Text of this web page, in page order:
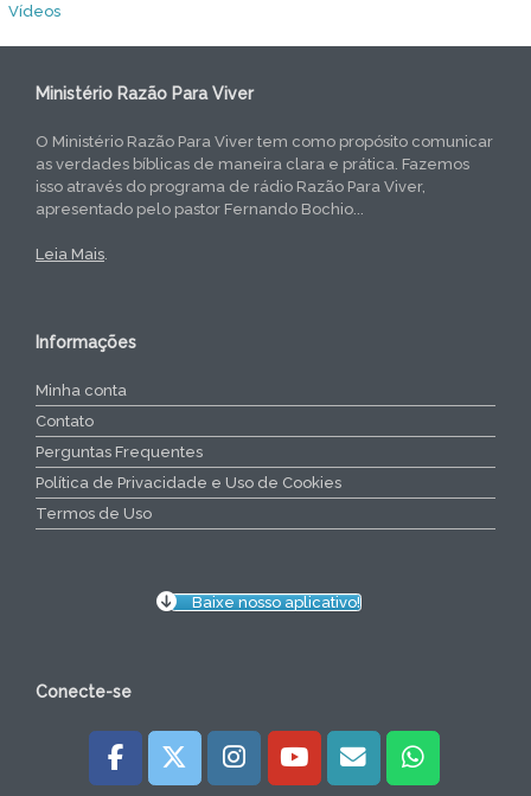
Vídeos
Ministério Razão Para Viver
O Ministério Razão Para Viver tem como propósito comunicar
as verdades bíblicas de maneira clara e prática. Fazemos
isso através do programa de rádio Razão Para Viver,
apresentado pelo pastor Fernando Bochio...
Leia Mais.
Informações
Minha conta
Contato
Perguntas Frequentes
Política de Privacidade e Uso de Cookies
Termos de Uso
Baixe nosso aplicativo!
Conecte-se